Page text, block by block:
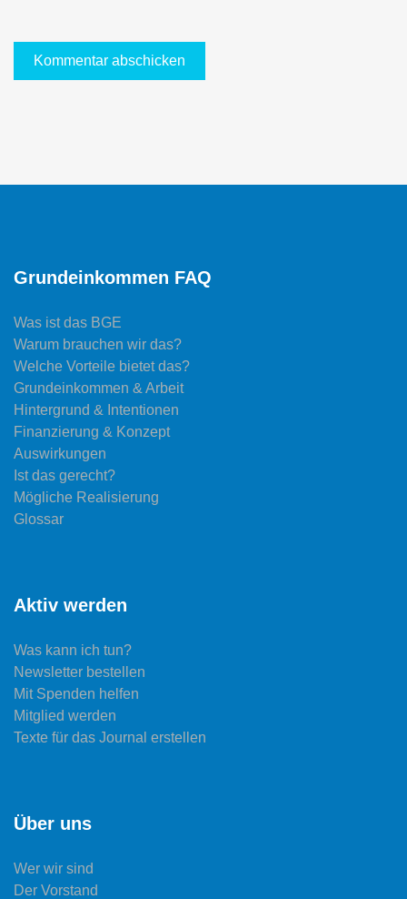
Grundeinkommen FAQ
Was ist das BGE
Warum brauchen wir das?
Welche Vorteile bietet das?
Grundeinkommen & Arbeit
Hintergrund & Intentionen
Finanzierung & Konzept
Auswirkungen
Ist das gerecht?
Mögliche Realisierung
Glossar
Aktiv werden
Was kann ich tun?
Newsletter bestellen
Mit Spenden helfen
Mitglied werden
Texte für das Journal erstellen
Über uns
Wer wir sind
Der Vorstand